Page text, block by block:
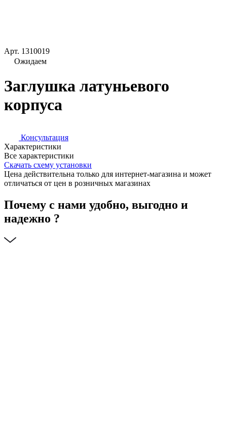
Арт. 1310019
Ожидаем
Заглушка латуньевого
корпуса
Консультация
Характеристики
Все характеристики
Скачать схему установки
Цена действительна только для интернет-магазина и может
отличаться от цен в розничных магазинах
Почему с нами удобно, выгодно и
надежно ?